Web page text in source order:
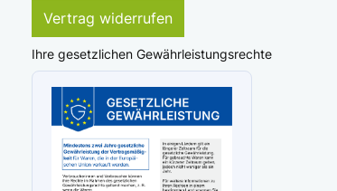
Vertrag widerrufen
Ihre gesetzlichen Gewährleistungsrechte